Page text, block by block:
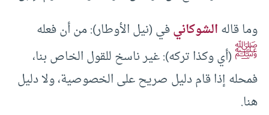
وما قالهالشوكانيفي (نيل الأوطار): من أن فعله
ﷺ(أي وكذا تركه): غير ناسخ للقول الخاص بنا،
فمحله إذا قام دليل صريح على الخصوصية، ولا دليل
هنا.